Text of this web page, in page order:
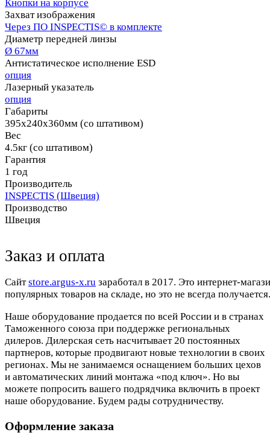
Кнопки на корпусе
Захват изображения
Через ПО INSPECTIS© в комплекте
Диаметр передней линзы
Ø 67мм
Антистатическое исполнение ESD
опция
Лазерный указатель
опция
Габариты
395х240х360мм (со штативом)
Вес
4.5кг (со штативом)
Гарантия
1 год
Производитель
INSPECTIS (Швеция)
Производство
Швеция
Заказ и оплата
Cайтstore.argus-x.ru заработал в 2017. Это интернет-
популярных товаров на складе, но это не всегда
Наше оборудование продается по всей России и в странах
Таможенного союза при поддержке региональных
дилеров. Дилерская сеть насчитывает 20 постоянных
партнеров, которые продвигают новые технологии в своих
регионах. Мы не занимаемся оснащением больших цехов
и автоматических линий монтажа «под ключ». Но вы
можете попросить вашего подрядчика включить в проект
наше оборудование. Будем рады сотрудничеству.
Оформление заказа